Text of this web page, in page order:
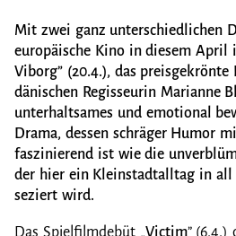
Mit zwei ganz unterschiedlichen
europäische Kino in diesem April
Viborg” (20.4.), das
dänischen Regisseurin Marianne
unterhaltsames und emotional
Drama, dessen schräger Humor
faszinierend ist wie die
der hier ein Kleinstadtalltag in all
seziert wird.
Das Spielfilmdebüt „Victim” (6.4.)